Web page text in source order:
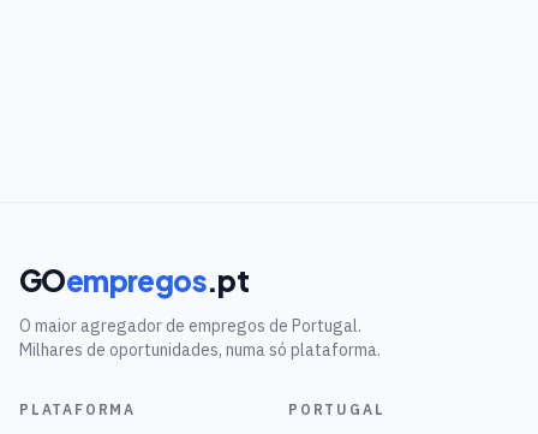
GOempregos.pt
O maior agregador de empregos de Portugal.
Milhares de oportunidades, numa só plataforma.
PLATAFORMA PORTUGAL